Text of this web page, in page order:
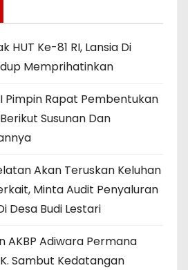
HUT Ke-81 RI, Lansia Di
Memprihatinkan
Pimpin Rapat Pembentukan
Susunan Dan
Akan Teruskan Keluhan
Minta Audit Penyaluran
Desa Budi Lestari
AKBP Adiwara Permana
Sambut Kedatangan